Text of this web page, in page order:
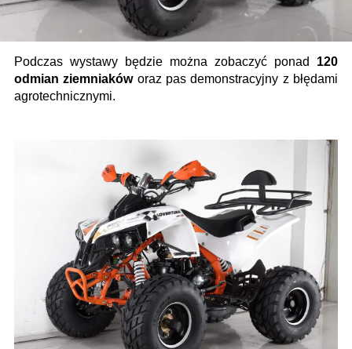
Podczas wystawy będzie można zobaczyć ponad 120
odmian ziemniakóworaz pas demonstracyjny z błędami
agrotechnicznymi.